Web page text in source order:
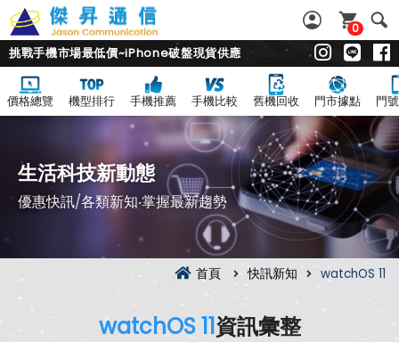
0
挑戰手機市場最低價~iPhone破盤現貨供應
價格總覽 機型排行 手機推薦 手機比較 舊機回收 門市據點 門
生活科技新動態
優惠快訊/各類新知‧掌握最新趨勢
首頁 快訊新知 watchOS 11
watchOS 11資訊彙整